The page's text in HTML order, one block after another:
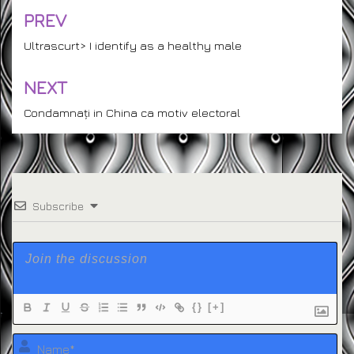
Post
navigation
PREV
Ultrascurt> I identify as a healthy male
NEXT
Condamnați in China ca motiv electoral
Subscribe
{} [+]